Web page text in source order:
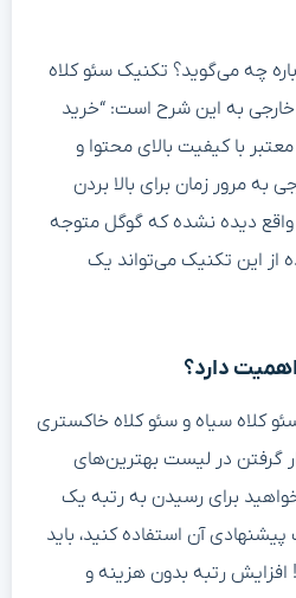
چه می‌گوید؟ تکنیک سئو کلاه
به این شرح است: “خرید
با کیفیت بالای محتوا و
به مرور زمان برای بالا بردن
واقع دیده نشده که گوگل متوجه
از این تکنیک می‌تواند یک
دارد؟
کلاه سیاه و سئو کلاه خاکستری
گرفتن در لیست بهترین‌های
برای رسیدن به رتبه یک
آن استفاده کنید، باید
رتبه بدون هزینه و